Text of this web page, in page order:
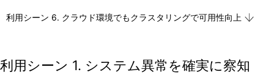
利用シーン 6. クラウド環境でもクラスタリングで可用性向上
利用シーン 1. システム異常を確実に察知